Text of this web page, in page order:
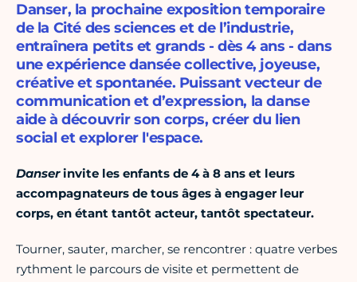
Danser, la prochaine exposition temporaire
de la Cité des sciences et de l’industrie,
entraînera petits et grands - dès 4 ans - dans
une expérience dansée collective, joyeuse,
créative et spontanée. Puissant vecteur de
communication et d’expression, la danse
aide à découvrir son corps, créer du lien
social et explorer l'espace.
Danserinvite les enfants de 4 à 8 ans et leurs
accompagnateurs de tous âges à engager leur
corps, en étant tantôt acteur, tantôt spectateur.
Tourner, sauter, marcher, se rencontrer : quatre verbes
rythment le parcours de visite et permettent de